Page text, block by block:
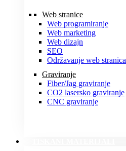
Web stranice
Web programiranje
Web marketing
Web dizajn
SEO
Održavanje web stranica
Graviranje
Fiber/Jag graviranje
CO2 lasersko graviranje
CNC graviranje